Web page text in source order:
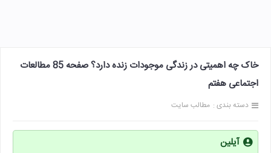
خاک چه اهمیتی در زندگی موجودات زنده دارد؟ صفحه 85 مطالعات
اجتماعی هفتم
دسته بندی : مطالب سایت
آیلین